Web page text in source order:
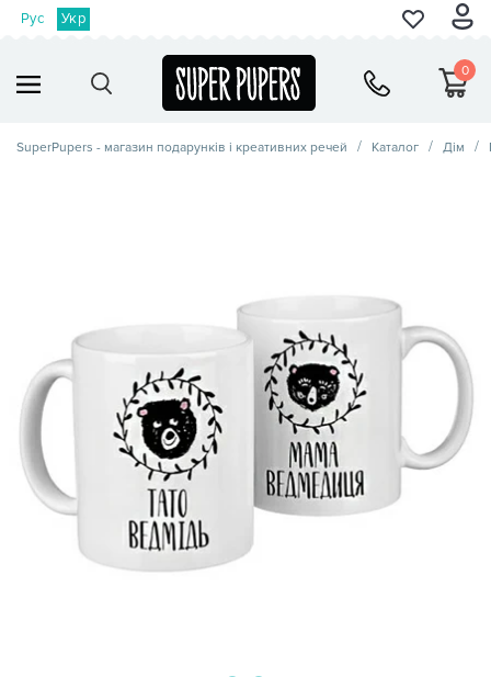
Рус Укр
0
SuperPupers - магазин подарунків і креативних речей Каталог Дім